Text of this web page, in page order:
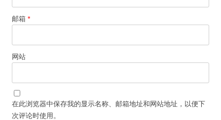
邮箱 *
网站
在此浏览器中保存我的显示名称、邮箱地址和网站地址，以便下
次评论时使用。